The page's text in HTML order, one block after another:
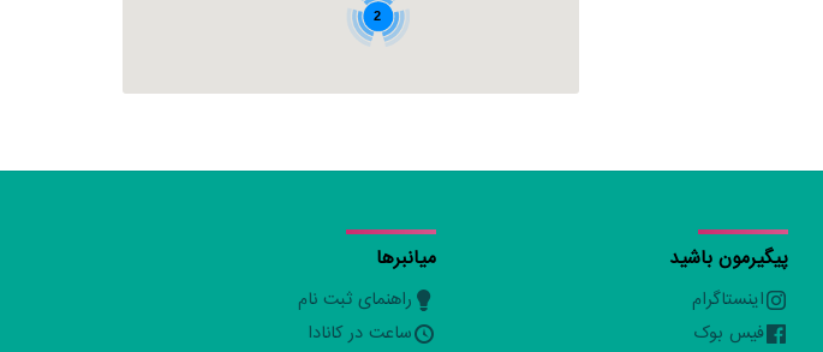
2
میانبرها
راهنمای ثبت نام
ساعت در کانادا
پیگیرمون باشید
اینستاگرام
فیس بوک